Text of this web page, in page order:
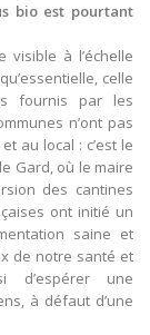
bio est pourtant
visible à l’échelle
celle
fournis par les
n’ont pas
au local : c’est le
Gard, où le maire
des cantines
ont initié un
saine et
de notre santé et
d’espérer une
à défaut d’une